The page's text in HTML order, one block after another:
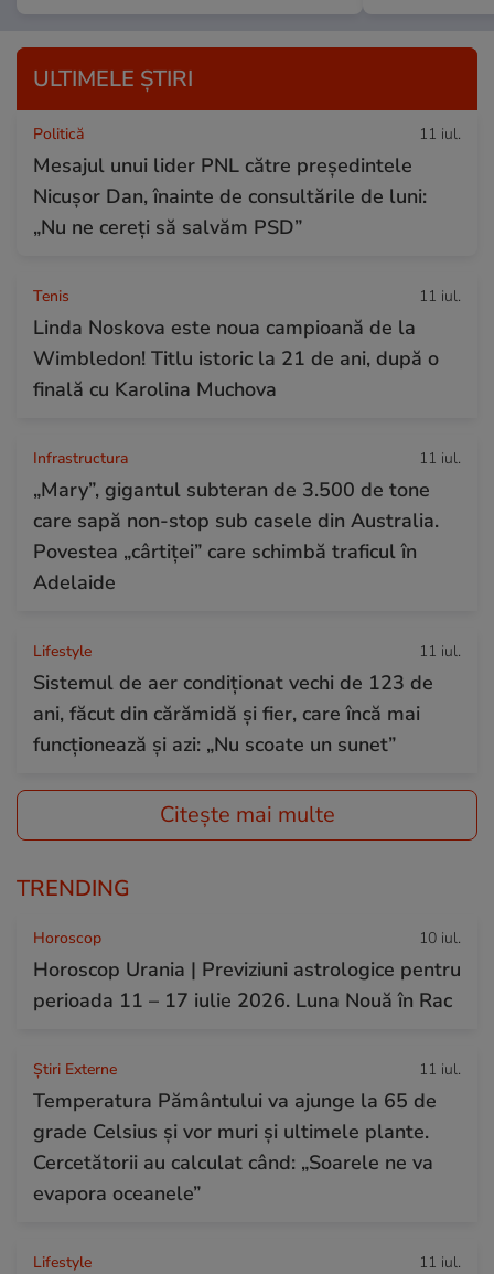
ULTIMELE ȘTIRI
Politică 11 iul.
Mesajul unui lider PNL către președintele
Nicușor Dan, înainte de consultările de luni:
„Nu ne cereți să salvăm PSD”
Tenis 11 iul.
Linda Noskova este noua campioană de la
Wimbledon! Titlu istoric la 21 de ani, după o
finală cu Karolina Muchova
Infrastructura 11 iul.
„Mary”, gigantul subteran de 3.500 de tone
care sapă non-stop sub casele din Australia.
Povestea „cârtiței” care schimbă traficul în
Adelaide
Lifestyle 11 iul.
Sistemul de aer condiționat vechi de 123 de
ani, făcut din cărămidă și fier, care încă mai
funcționează și azi: „Nu scoate un sunet”
Citește mai multe
TRENDING
Horoscop 10 iul.
Horoscop Urania | Previziuni astrologice pentru
perioada 11 – 17 iulie 2026. Luna Nouă în Rac
Știri Externe 11 iul.
Temperatura Pământului va ajunge la 65 de
grade Celsius și vor muri și ultimele plante.
Cercetătorii au calculat când: „Soarele ne va
evapora oceanele”
Lifestyle 11 iul.